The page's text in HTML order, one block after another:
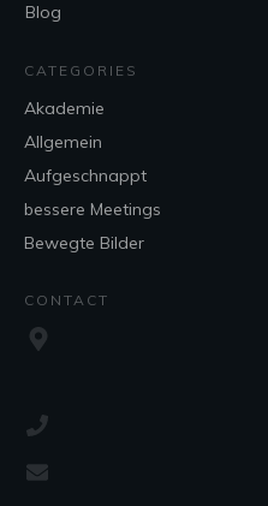
Blog
CATEGORIES
Akademie
Allgemein
Aufgeschnappt
bessere Meetings
Bewegte Bilder
CONTACT